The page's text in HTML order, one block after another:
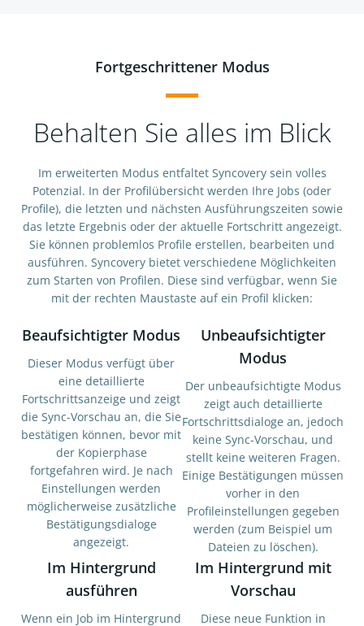
Fortgeschrittener Modus
Behalten Sie alles im Blick
Im erweiterten Modus entfaltet Syncovery sein volles
Potenzial. In der Profilübersicht werden Ihre Jobs (oder
Profile), die letzten und nächsten Ausführungszeiten sowie
das letzte Ergebnis oder der aktuelle Fortschritt angezeigt.
Sie können problemlos Profile erstellen, bearbeiten und
ausführen. Syncovery bietet verschiedene Möglichkeiten
zum Starten von Profilen. Diese sind verfügbar, wenn Sie
mit der rechten Maustaste auf ein Profil klicken:
Beaufsichtigter Modus
Dieser Modus verfügt über
eine detaillierte
Fortschrittsanzeige und zeigt
die Sync-Vorschau an, die Sie
bestätigen können, bevor mit
der Kopierphase
fortgefahren wird. Je nach
Einstellungen werden
möglicherweise zusätzliche
Bestätigungsdialoge
angezeigt.
Unbeaufsichtigter
Modus
Der unbeaufsichtigte Modus
zeigt auch detaillierte
Fortschrittsdialoge an, jedoch
keine Sync-Vorschau, und
stellt keine weiteren Fragen.
Einige Bestätigungen müssen
vorher in den
Profileinstellungen gegeben
werden (zum Beispiel um
Dateien zu löschen).
Im Hintergrund
ausführen
Wenn ein Job im Hintergrund
Im Hintergrund mit
Vorschau
Diese neue Funktion in